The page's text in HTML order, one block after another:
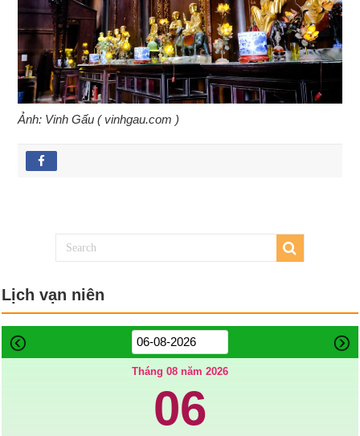
Ảnh: Vinh Gấu ( vinhgau.com )
Lịch vạn niên
Tháng 08 năm 2026
06